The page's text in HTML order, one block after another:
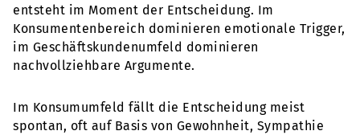
entsteht im Moment der Entscheidung. Im
Konsumentenbereich dominieren emotionale Trigger,
im Geschäftskundenumfeld dominieren
nachvollziehbare Argumente.
Im Konsumumfeld fällt die Entscheidung meist
spontan, oft auf Basis von Gewohnheit, Sympathie